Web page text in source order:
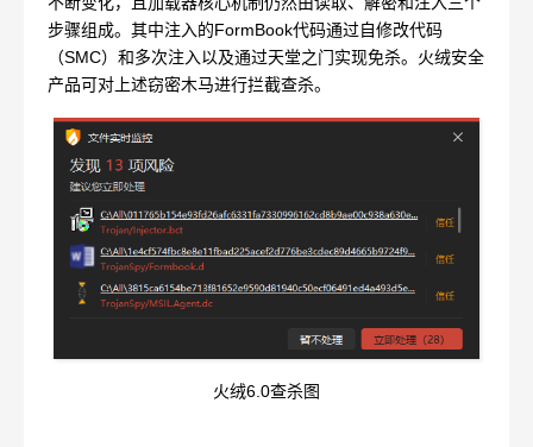
步骤组成。其中注入的FormBook代码通过自修改代码
（SMC）和多次注入以及通过天堂之门实现免杀。火绒安全
产品可对上述窃密木马进行拦截查杀。
火绒6.0查杀图